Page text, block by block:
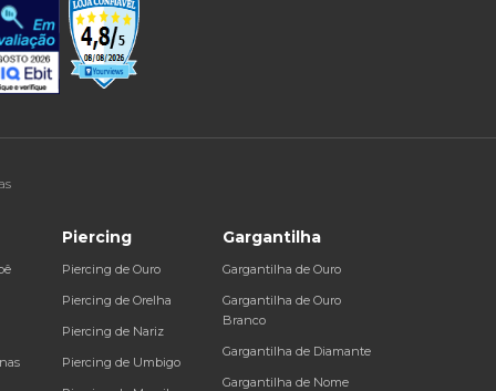
Piercing
Piercing de Ouro
Piercing de Orelha
Piercing de Nariz
Piercing de Umbigo
Gargantilha
Gargantilha de Ouro
Gargantilha de Ouro
Branco
Gargantilha de Diamante
Gargantilha de Nome